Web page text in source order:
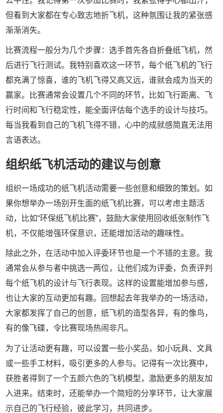
但看到大家都在专心致志地折飞机，这种氛围让我的紧张感
渐渐消失。
比赛流程一般分为几个步骤：选手首先各自折叠纸飞机，然
后进行飞行测试。我特别喜欢这一环节，每个纸飞机的飞行
都充满了惊喜，谁的飞机飞得又高又远，谁就会成为当天的
赢家。比赛通常会设置几个不同的环节，比如飞行距离、飞
行时间和飞行稳定性，能全面评估每个选手的设计与技巧。
每当我看到自己的飞机飞得不错，心中的成就感简直无法用
言语表达。
组织纸飞机活动的建议与创意
组织一场成功的纸飞机活动需要一些创意和细致的策划。如
果你想举办一场别开生面的纸飞机比赛，可以考虑主题活
动，比如“环保纸飞机比赛”，鼓励大家使用回收纸张制作飞
机，不仅能增强环保意识，还能增加活动的趣味性。
除此之外，在活动中加入评委环节也是一个不错的主意。我
通常会从参与者中挑选一两位，让他们成为评委，负责评判
每个纸飞机的设计与飞行表现。这样的设置能增加参与感，
也让大家的互动更加有趣。回想起去年我举办的一场活动，
大家都发挥了自己的创意，纸飞机的造型各异，有的像鸟，
有的像飞碟，令比赛现场热闹非凡。
为了让活动更有趣，可以设置一些小奖品，如小玩具、文具
或一些手工材料，吸引更多的人参与。记得有一次比赛中，
获胜者得到了一个五颜六色的飞机模型，激励更多的朋友加
入进来。结束时，还能举办一个简短的分享环节，让大家展
示自己的飞行经验，彼此学习，共同进步。